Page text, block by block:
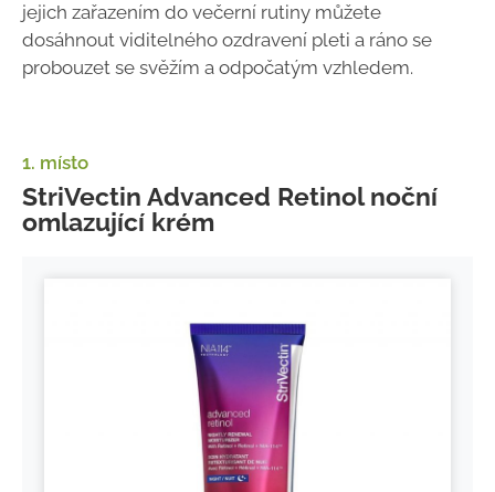
jejich zařazením do večerní rutiny můžete
dosáhnout viditelného ozdravení pleti a ráno se
probouzet se svěžím a odpočatým vzhledem.
1. místo
StriVectin Advanced Retinol noční
omlazující krém